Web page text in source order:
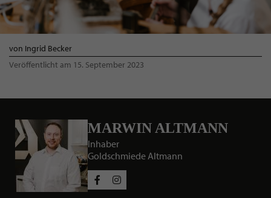
von Ingrid Becker
Veröffentlicht am 15. September 2023
MARWIN ALTMANN
Inhaber
Goldschmiede Altmann
Social Media Profile